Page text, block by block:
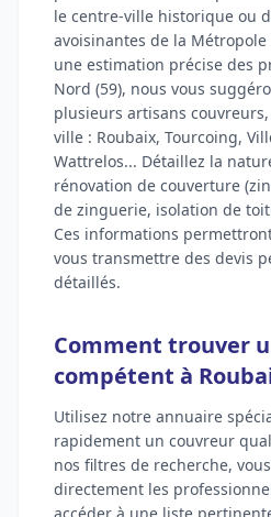
le centre-ville historique ou
avoisinantes de la
une estimation précise des
Nord (59), nous vous
plusieurs artisans
ville : Roubaix, Tourcoing,
Wattrelos... Détaillez la
rénovation de couverture
de zinguerie, isolation de
Ces informations
vous transmettre des devis
détaillés.
Comment trouver
compétent à
Utilisez notre annuaire
rapidement un couvreur
nos filtres de recherche,
directement les